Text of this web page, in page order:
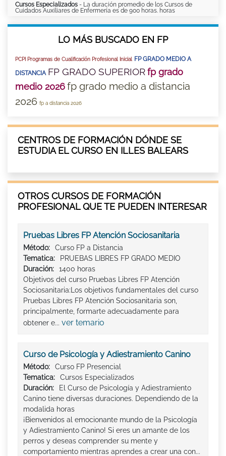
Cursos Especializados - La duración promedio de los Cursos de
Cuidados Auxiliares de Enfermería es de 900 horas. horas
LO MÁS BUSCADO EN FP
PCPI Programas de Cualificación Profesional Inicial
FP GRADO MEDIO A
DISTANCIA FP GRADO SUPERIORfp grado
medio 2026fp grado medio a distancia
2026 fp a distancia 2026
CENTROS DE FORMACIÓN DÓNDE SE
ESTUDIA EL CURSO EN ILLES BALEARS
OTROS CURSOS DE FORMACIÓN
PROFESIONAL QUE TE PUEDEN INTERESAR
Pruebas Libres FP Atención Sociosanitaria
Método:
Curso FP a Distancia
Tematica:
PRUEBAS LIBRES FP GRADO MEDIO
Duración:
1400 horas
Objetivos del curso Pruebas Libres FP Atención
Sociosanitaria:Los objetivos fundamentales del curso
Pruebas Libres FP Atención Sociosanitaria son,
principalmente, formarte adecuadamente para
obtener e... ver temario
Curso de Psicología y Adiestramiento Canino
Método:
Curso FP Presencial
Tematica:
Cursos Especializados
Duración:
El Curso de Psicología y Adiestramiento
Canino tiene diversas duraciones. Dependiendo de la
modalida horas
¡Bienvenidos al emocionante mundo de la Psicología
y Adiestramiento Canino! Si eres un amante de los
perros y deseas comprender su mente y
comportamiento mientras aprendes a crear una con...